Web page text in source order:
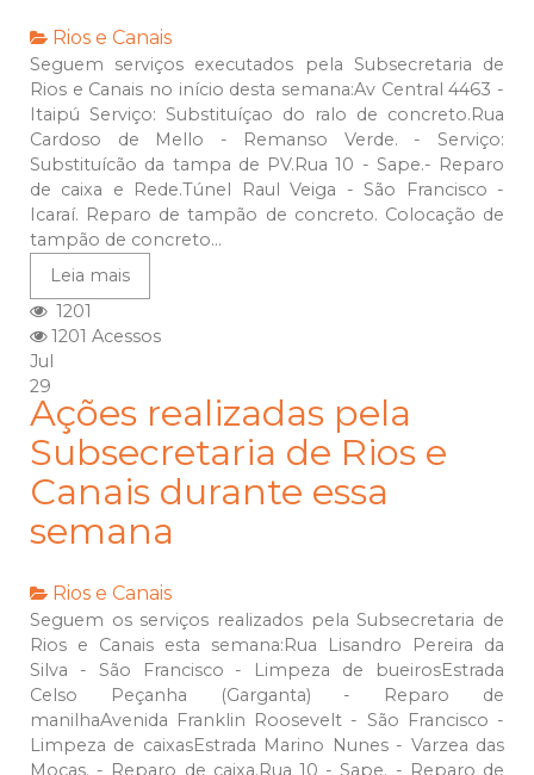
Rios e Canais
Seguem serviços executados pela Subsecretaria de
Rios e Canais no início desta semana:Av Central 4463 -
Itaipú Serviço: Substituíçao do ralo de concreto.Rua
Cardoso de Mello - Remanso Verde. - Serviço:
Substituícão da tampa de PV.Rua 10 - Sape.- Reparo
de caixa e Rede.Túnel Raul Veiga - São Francisco -
Icaraí. Reparo de tampão de concreto. Colocação de
tampão de concreto...
Leia mais
1201
1201 Acessos
Jul
29
Ações realizadas pela
Subsecretaria de Rios e
Canais durante essa
semana
Rios e Canais
Seguem os serviços realizados pela Subsecretaria de
Rios e Canais esta semana:Rua Lisandro Pereira da
Silva - São Francisco - Limpeza de bueirosEstrada
Celso Peçanha (Garganta) - Reparo de
manilhaAvenida Franklin Roosevelt - São Francisco -
Limpeza de caixasEstrada Marino Nunes - Varzea das
Moças. - Reparo de caixa.Rua 10 - Sape. - Reparo de